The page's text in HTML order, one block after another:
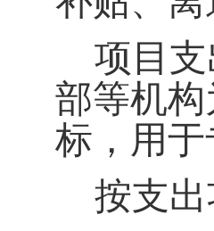
项目
部等机
标，用
按支